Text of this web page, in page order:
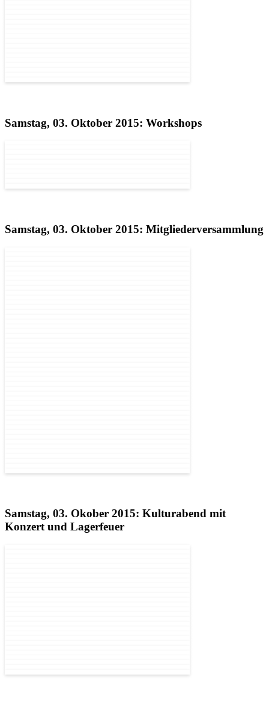
Samstag, 03. Oktober 2015: Workshops
Samstag, 03. Oktober 2015: Mitgliederversammlung
Samstag, 03. Okober 2015: Kulturabend mit
Konzert und Lagerfeuer